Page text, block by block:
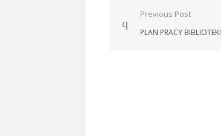
Nawigacja
wpisu
Previous Post
PLAN PRACY BIBLIOTEKI